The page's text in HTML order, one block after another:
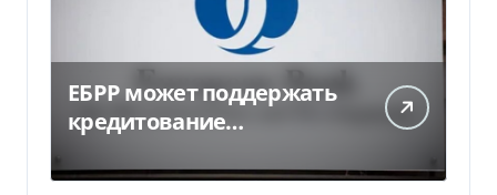
ЕБРР может поддержать
кредитование
300 млн евро — Delo.ua